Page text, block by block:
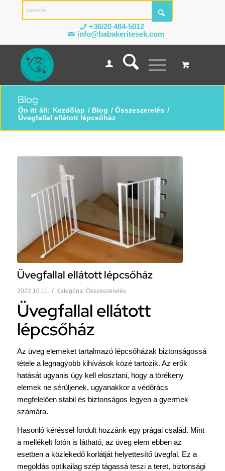
+36/20 484-5012
info@babakeritesek.com
Blog
Ön itt áll: Kezdőlap / Blog / Összeszerelés /
Üvegfallal ellátott lépcsőház
Üvegfallal ellátott lépcsőház
2022.10.11. / Kategória: Összeszerelés
Üvegfallal ellátott
lépcsőház
Az üveg elemeket tartalmazó lépcsőházak biztonságossá
tétele a legnagyobb kihívások közé tartozik. Az erők
hatását ugyanis úgy kell elosztani, hogy a törékeny
elemek ne sérüljenek, ugyanakkor a védőrács
megfelelően stabil és biztonságos legyen a gyermek
számára.
Hasonló kéréssel fordult hozzánk egy prágai család. Mint
a mellékelt fotón is látható, az üveg elem ebben az
esetben a közlekedő korlátját helyettesítő üvegfal. Ez a
megoldás optikailag szép tágassá teszi a teret, biztonsági